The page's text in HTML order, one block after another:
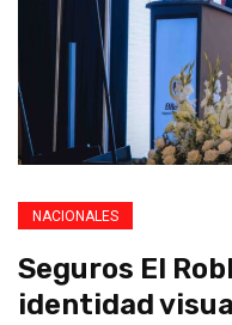
NACIONALES
Seguros El
identidad